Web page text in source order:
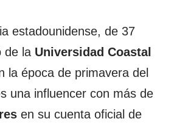
estadounidense, de 37
de la Universidad Coastal
la época de primavera del
una influencer con más de
en su cuenta oficial de